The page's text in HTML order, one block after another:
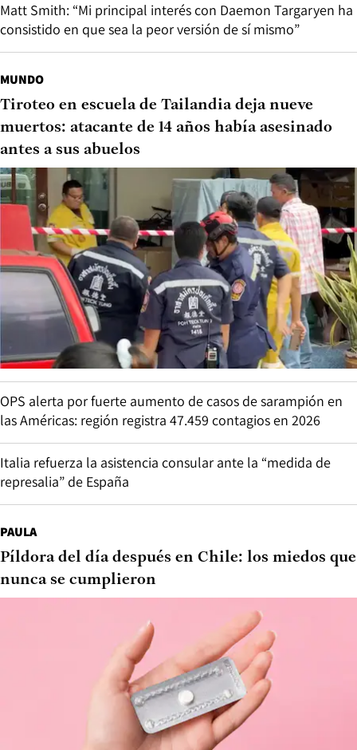
Matt Smith: “Mi principal interés con Daemon Targaryen ha
consistido en que sea la peor versión de sí mismo”
MUNDO
Tiroteo en escuela de Tailandia deja nueve
muertos: atacante de 14 años había asesinado
antes a sus abuelos
OPS alerta por fuerte aumento de casos de sarampión en
las Américas: región registra 47.459 contagios en 2026
Italia refuerza la asistencia consular ante la “medida de
represalia” de España
PAULA
Píldora del día después en Chile: los miedos que
nunca se cumplieron